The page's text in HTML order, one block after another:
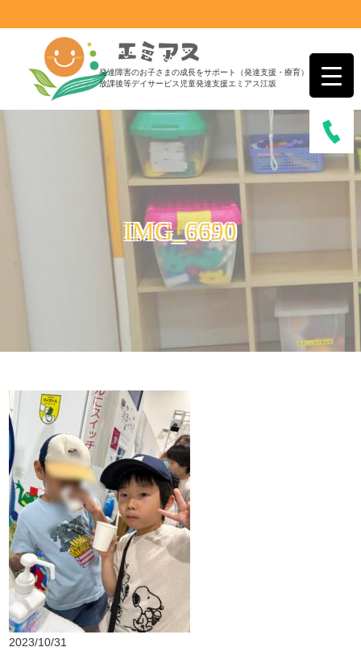
発達障害のお子さまの成長をサポート（発達支援・療育）
放課後等デイサービス児童発達支援エミアス江坂
IMG_6690
2023/10/31